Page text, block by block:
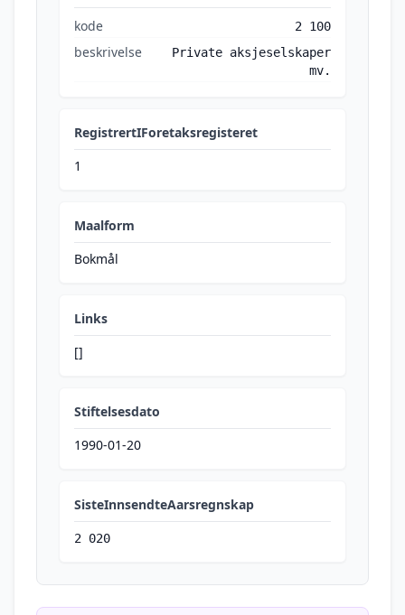
kode 2 100
beskrivelse
Private aksjeselskaper
mv.
RegistrertIForetaksregisteret
1
Maalform
Bokmål
Links
[]
Stiftelsesdato
1990-01-20
SisteInnsendteAarsregnskap
2 020